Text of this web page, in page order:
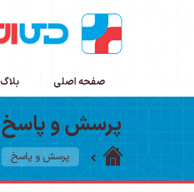
صفحه اصلی بلاگ
پرسش و پاسخ
پرسش و پاسخ